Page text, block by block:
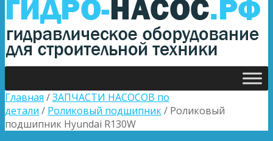
Главная /ЗАПЧАСТИ НАСОСОВ по
детали / Роликовый подшипник/ Роликовый
подшипник Hyundai R130W